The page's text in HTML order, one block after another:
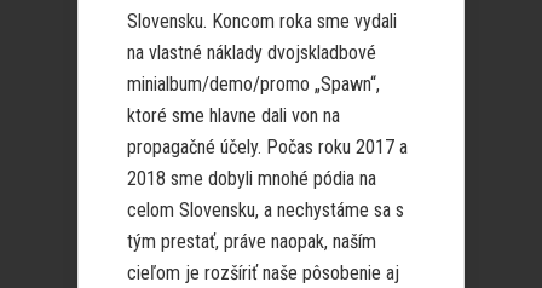
Slovensku. Koncom roka sme vydali
na vlastné náklady dvojskladbové
minialbum/demo/promo „Spawn“,
ktoré sme hlavne dali von na
propagačné účely. Počas roku 2017 a
2018 sme dobyli mnohé pódia na
celom Slovensku, a nechystáme sa s
tým prestať, práve naopak, naším
cieľom je rozšíriť naše pôsobenie aj